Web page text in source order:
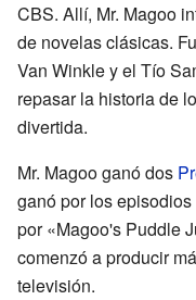
CBS. Allí, Mr. Magoo
de novelas clásicas.
Van Winkle y el Tío
repasar la historia de
divertida.
Mr. Magoo ganó dos
ganó por los
por «Magoo's Puddle
comenzó a producir
televisión.